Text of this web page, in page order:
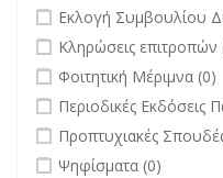
undefined
Εκλογή Συμβουλίου
undefined
Κληρώσεις επιτροπών
undefined
Φοιτητική Μέριμνα (0)
undefined
Περιοδικές Εκδόσεις
undefined
Προπτυχιακές
undefined
Ψηφίσματα (0)